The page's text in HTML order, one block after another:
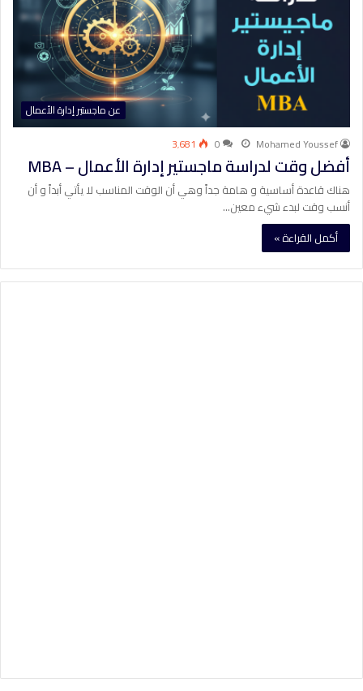
عن ماجستير إدارة الأعمال
Mohamed Youssef
0 3٬681
أفضل وقت لدراسة ماجستير إدارة الأعمال – MBA
هناك قاعدة أساسية و هامة جداً وهي أن الوقت المناسب لا يأتي أبداً و أن
أنسب وقت لبدء شيء معين…
أكمل القراءة »